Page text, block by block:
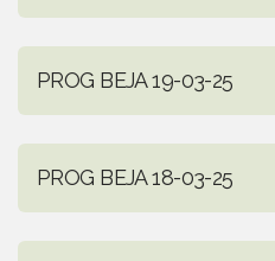
PROG BEJA 19-03-25
PROG BEJA 18-03-25